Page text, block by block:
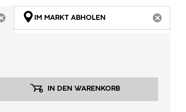
ARTIKEL NICHT VERFÜGBAR
IM MARKT ABHOLEN
IN DEN WARENKORB